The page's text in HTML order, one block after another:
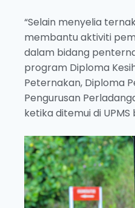
“Selain menyelia
membantu aktiviti
dalam bidang
program Diploma
Peternakan, Diploma
Pengurusan
ketika ditemui di